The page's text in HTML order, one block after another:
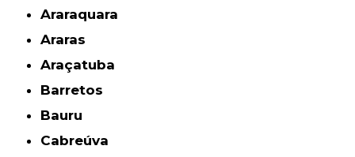
Araraquara
Araras
Araçatuba
Barretos
Bauru
Cabreúva